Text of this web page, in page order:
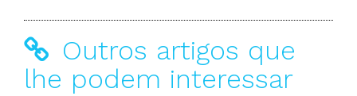
Outros artigos que
lhe podem interessar